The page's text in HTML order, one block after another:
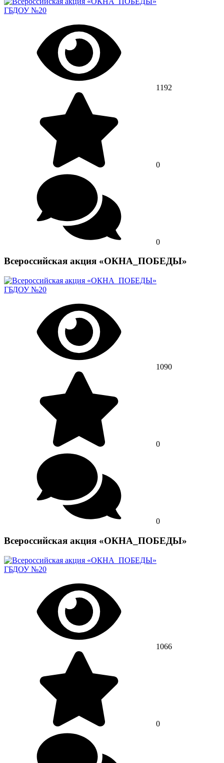
ГБДОУ №20
1192
0
0
Всероссийская акция «ОКНА_ПОБЕДЫ»
ГБДОУ №20
1090
0
0
Всероссийская акция «ОКНА_ПОБЕДЫ»
ГБДОУ №20
1066
0